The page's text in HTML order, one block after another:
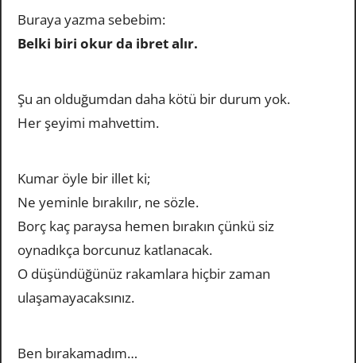
Buraya yazma sebebim:
Belki biri okur da ibret alır.
Şu an olduğumdan daha kötü bir durum yok.
Her şeyimi mahvettim.
Kumar öyle bir illet ki;
Ne yeminle bırakılır, ne sözle.
Borç kaç paraysa hemen bırakın çünkü siz
oynadıkça borcunuz katlanacak.
O düşündüğünüz rakamlara hiçbir zaman
ulaşamayacaksınız.
Ben bırakamadım…